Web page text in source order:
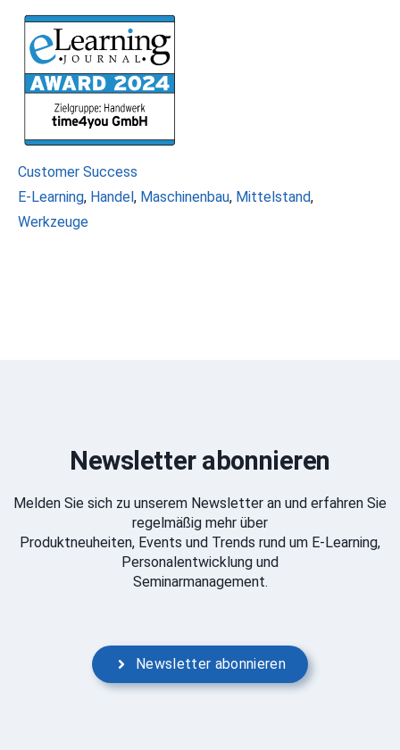
Kategorien
Customer Success
Schlagwörter
E-Learning, Handel , Maschinenbau, Mittelstand,
Werkzeuge
Newsletter abonnieren
Melden Sie sich zu unserem Newsletter an und erfahren Sie
regelmäßig mehr über
Produktneuheiten, Events und Trends rund um E-Learning,
Personalentwicklung und
Seminarmanagement.
Newsletter abonnieren